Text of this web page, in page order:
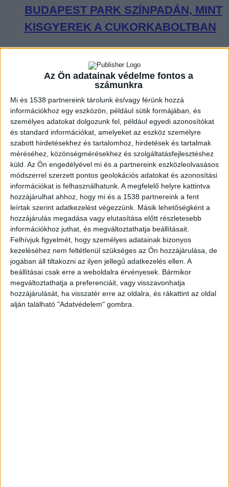
Az Ön adatainak védelme fontos a
számunkra
Mi és 1538 partnereink tárolunk és/vagy férünk hozzá
információkhoz egy eszközön, például sütik formájában, és
személyes adatokat dolgozunk fel, például egyedi azonosítókat
és standard információkat, amelyeket az eszköz személyre
szabott hirdetésekhez és tartalomhoz, hirdetések és tartalmak
méréséhez, közönségmérésekhez és szolgáltatásfejlesztéshez
küld. Az Ön engedélyével mi és a partnereink eszközleolvasásos
módszerrel szerzett pontos geolokációs adatokat és azonosítási
információkat is felhasználhatunk. A megfelelő helyre kattintva
hozzájárulhat ahhoz, hogy mi és a 1538 partnereink a fent
leírtak szerint adatkezelést végezzünk. Másik lehetőségként a
hozzájárulás megadása vagy elutasítása előtt részletesebb
információkhoz juthat, és megváltoztathatja beállításait.
Felhívjuk figyelmét, hogy személyes adatainak bizonyos
kezeléséhez nem feltétlenül szükséges az Ön hozzájárulása, de
jogában áll tiltakozni az ilyen jellegű adatkezelés ellen. A
beállításai csak erre a weboldalra érvényesek. Bármikor
megváltoztathatja a preferenciáit, vagy visszavonhatja
hozzájárulását, ha visszatér erre az oldalra, és rákattint az oldal
alján található "Adatvédelem" gombra.
BUDAPEST PARK SZÍNPADÁN, MINT
KISGYEREK A CUKORKABOLTBAN
ZENE
A legfrissebb megjelenések első kézből!
A DUETT, AMIRŐL MINDIG IS
TUDTUK, HOGY SZÜKSÉGÜNK VAN
RÁ: ÖSSZEÁLLT MADONNA ÉS
KYLIE MINOGUE
SZÓLÓBAN IS ÓRIÁSI EDM-
HIMNUSZT TUD VILLANTANI ELLIE
GOULDING